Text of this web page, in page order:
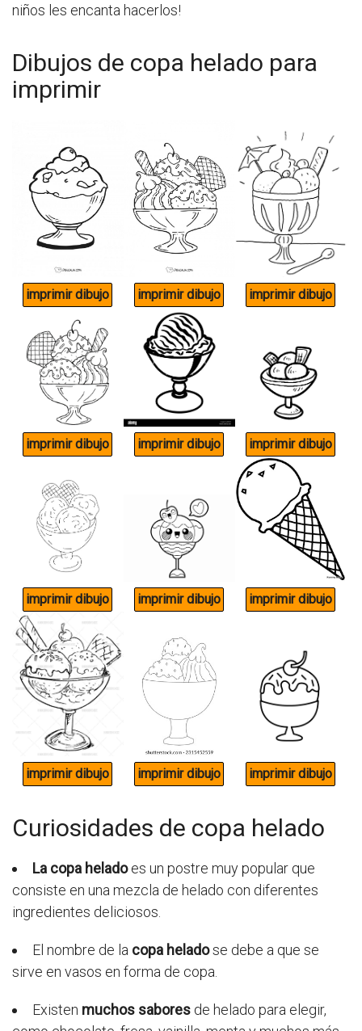
niños les encanta hacerlos!
Dibujos de copa helado para
imprimir
Curiosidades de copa helado
La copa heladoes un postre muy popular que
consiste en una mezcla de helado con diferentes
ingredientes deliciosos.
El nombre de la copa heladose debe a que se
sirve en vasos en forma de copa.
Existen muchos sabores de helado para elegir,